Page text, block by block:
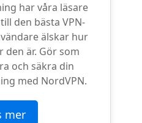
har våra läsare
den bästa VPN-
älskar hur
den är. Gör som
och säkra din
med NordVPN.
mer